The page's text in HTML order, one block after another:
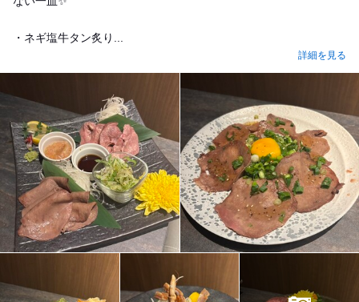
・ネギ塩牛タン炙り...
詳細を見る